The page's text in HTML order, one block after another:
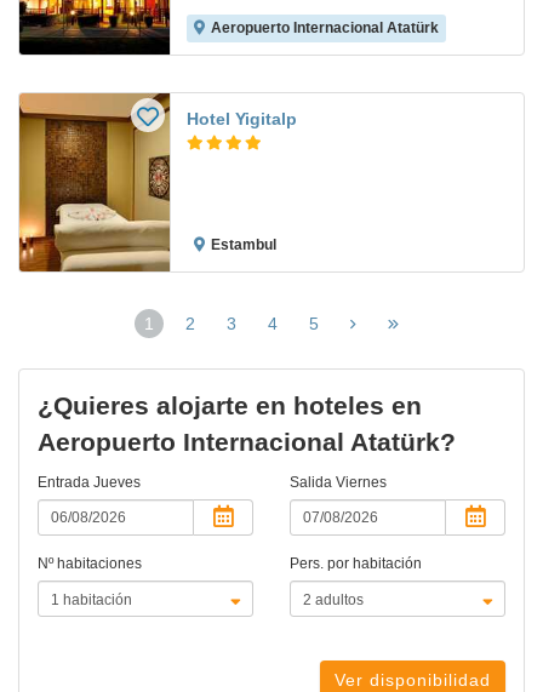
Aeropuerto Internacional Atatürk
Hotel Yigitalp
Estambul
1
(página
2 3 4 5
¿Quieres alojarte en hoteles en
Aeropuerto Internacional Atatürk?
Entrada Jueves Salida Viernes
Nº habitaciones Pers. por habitación
Ver disponibilidad